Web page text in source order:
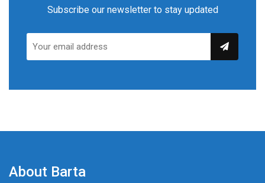
Subscribe our newsletter to stay updated
About Barta